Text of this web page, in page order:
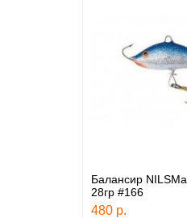
Балансир
28гр #166
480 р.